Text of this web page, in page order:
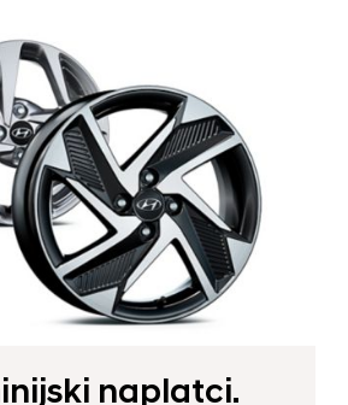
naplatci.